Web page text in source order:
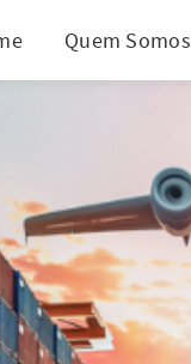
Quem Somos